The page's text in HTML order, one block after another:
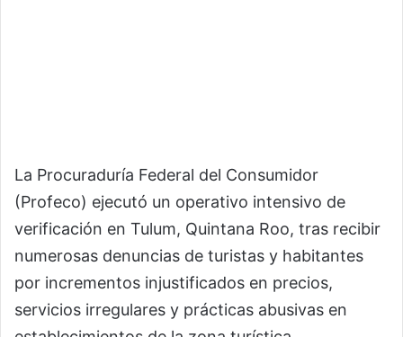
La Procuraduría Federal del Consumidor
(Profeco) ejecutó un operativo intensivo de
verificación en Tulum, Quintana Roo, tras recibir
numerosas denuncias de turistas y habitantes
por incrementos injustificados en precios,
servicios irregulares y prácticas abusivas en